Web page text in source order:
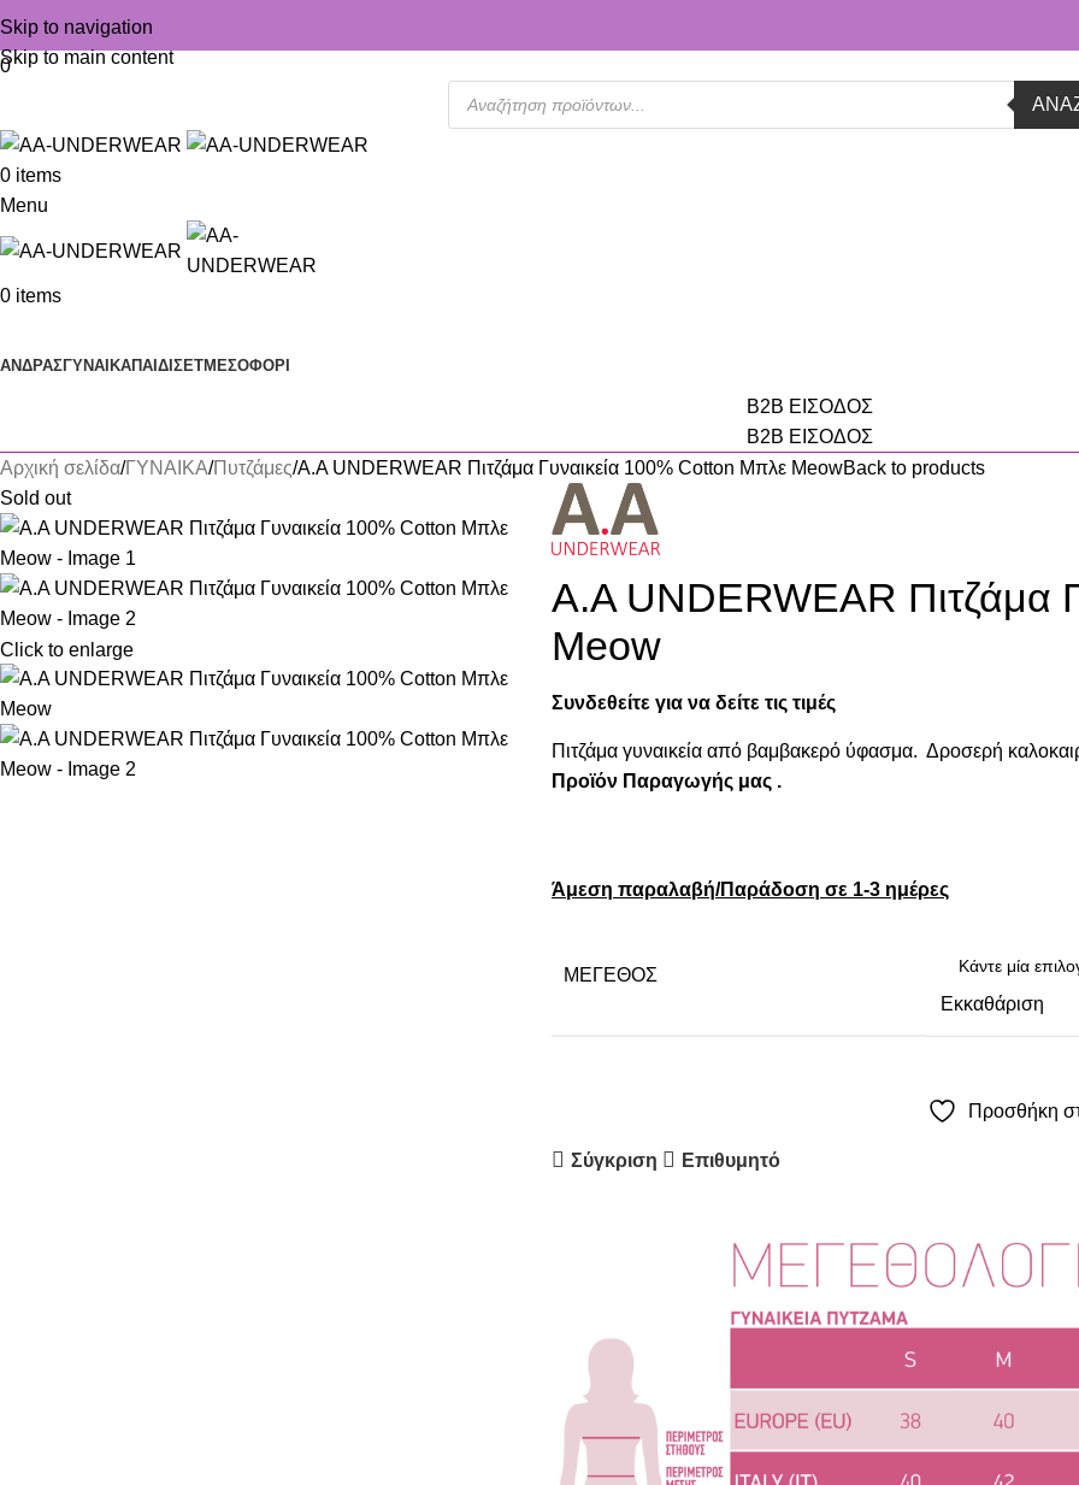
Skip to navigation
Skip to main content
0
0 items
Menu
0 items
ΑΝΔΡΑΣΓΥΝΑΙΚΑΠΑΙΔΙ ΣΕΤΜΕΣΟΦΟΡΙ
B2B ΕΙΣΟΔΟΣ
B2B ΕΙΣΟΔΟΣ
Αρχική σελίδα ΓΥΝΑΙΚΑ Πυτζάμες A.A UNDERWEAR Πιτζάμα Γυναικεία 100% Cotton Μπλε MeowBack to products
Sold out
Click to enlarge
A.A UNDERWEAR Πιτζάμα
Meow
Συνδεθείτε για να δείτε τις τιμές
Πιτζάμα γυναικεία από βαμβακερό ύφασμα. Δροσερή
Προϊόν Παραγωγής μας .
Άμεση παραλαβή/Παράδοση σε 1-3 ημέρες
ΜΈΓΕΘΟΣ
Εκκαθάριση
Προσθήκη
Σύγκριση Επιθυμητό